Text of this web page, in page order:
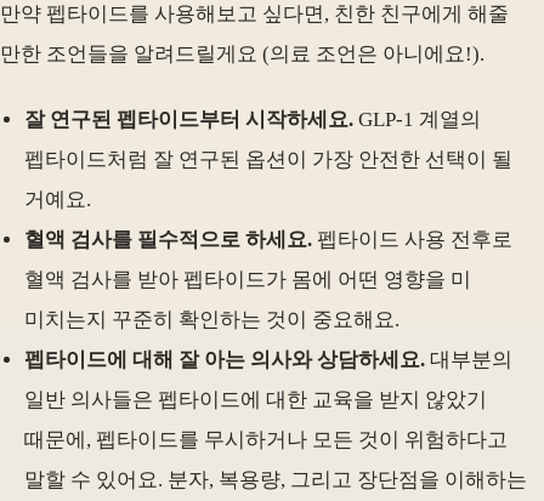
만약 펩타이드를 사용해보고 싶다면, 친한 친구에게 해줄
만한 조언들을 알려드릴게요 (의료 조언은 아니에요!).
잘 연구된 펩타이드부터 시작하세요. GLP-1 계열의
펩타이드처럼 잘 연구된 옵션이 가장 안전한 선택이 될
거예요.
혈액 검사를 필수적으로 하세요. 펩타이드 사용 전후로
혈액 검사를 받아 펩타이드가 몸에 어떤 영향을 미
미치는지 꾸준히 확인하는 것이 중요해요.
펩타이드에 대해 잘 아는 의사와 상담하세요. 대부분의
일반 의사들은 펩타이드에 대한 교육을 받지 않았기
때문에, 펩타이드를 무시하거나 모든 것이 위험하다고
말할 수 있어요. 분자, 복용량, 그리고 장단점을 이해하는